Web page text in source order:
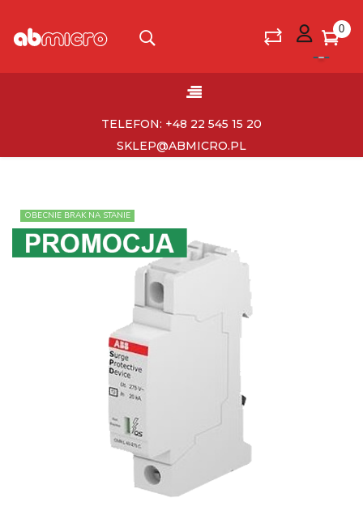
0
Toggle
☰
TELEFON: +48 22 545 15 20
SKLEP@ABMICRO.PL
OBECNIE BRAK NA STANIE